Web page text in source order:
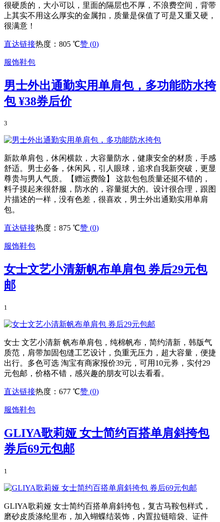
很硬质的，大小可以，里面的隔层也不厚，不浪费空间，背带
上其实不用这么厚实的金属扣，质量是保值了可是又重又硬，
很满意！
直达链接热度：805 ℃赞 (0)
服饰鞋包
男士外出通勤实用单肩包，多功能防水挎
包¥38券后价
3
新款单肩包，休闲横款，大容量防水，健康安全的材质，手感
舒适。男士必备，休闲风，引人眼球，追求自我新突破，更显
尊贵与男人气质。【赠运费险】 这款包包质量还挺不错的，
料子摸起来很舒服，防水的，容量挺大的。设计很合理，跟图
片描述的一样，没有色差，很喜欢，男士外出通勤实用单肩
包。
直达链接热度：875 ℃赞 (0)
服饰鞋包
女士文艺小清新帆布单肩包 券后29元包
邮
1
女士 文艺小清新 帆布单肩包，纯棉帆布，简约清新，韩版气
质范，肩带加固包缝工艺设计，负重无压力，超大容量，便捷
出行。多色可选 淘宝有商家报价39元，可用10元券，实付29
元包邮，价格不错，感兴趣的朋友可以去看看。
直达链接热度：677 ℃赞 (0)
服饰鞋包
GLIYA歌莉娅 女士简约百搭单肩斜挎包
券后69元包邮
1
GLIYA歌莉娅 女士简约百搭单肩斜挎包，复古马鞍包样式，
磨砂皮质涤纶里布，加入蝴蝶结装饰，内置拉链暗袋、证件